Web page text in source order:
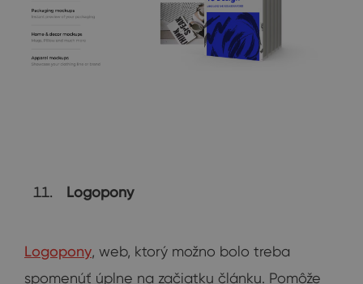
Logopony
Logopony, web, ktorý možno bolo treba
spomenúť úplne na začiatku článku. Pomôže